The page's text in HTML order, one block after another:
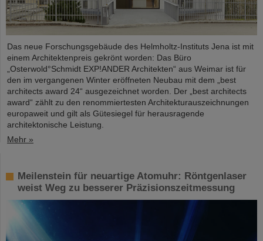
Das neue Forschungsgebäude des Helmholtz-Instituts Jena ist mit
einem Architektenpreis gekrönt worden: Das Büro
„Osterwold°Schmidt EXP!ANDER Architekten“ aus Weimar ist für
den im vergangenen Winter eröffneten Neubau mit dem „best
architects award 24“ ausgezeichnet worden. Der „best architects
award“ zählt zu den renommiertesten Architekturauszeichnungen
europaweit und gilt als Gütesiegel für herausragende
architektonische Leistung.
Mehr »
Meilenstein für neuartige Atomuhr: Röntgenlaser
weist Weg zu besserer Präzisionszeitmessung